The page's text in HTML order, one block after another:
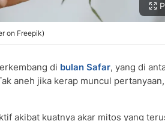
on Freepik)
di bulan Safar, yang di
aneh jika kerap muncul pertanyaan,
akibat kuatnya akar mitos yang